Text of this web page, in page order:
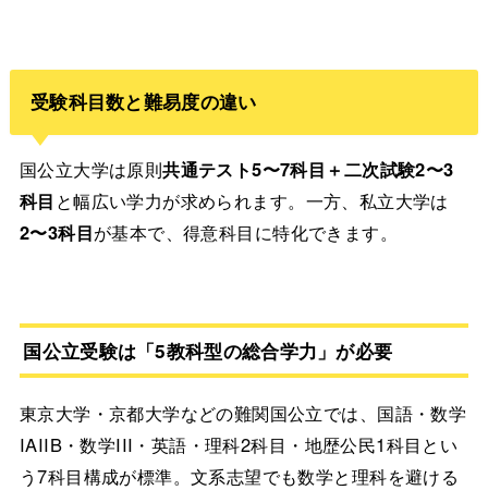
受験科目数と難易度の違い
国公立大学は原則共通テスト5〜7科目＋二次試験2〜3
科目 と幅広い学力が求められます。一方、私立大学は
2〜3科目が基本で、得意科目に特化できます。
国公立受験は「5教科型の総合学力」が必要
東京大学・京都大学などの難関国公立では、国語・数学
IAIIB・数学III・英語・理科2科目・地歴公民1科目とい
う7科目構成が標準。文系志望でも数学と理科を避ける